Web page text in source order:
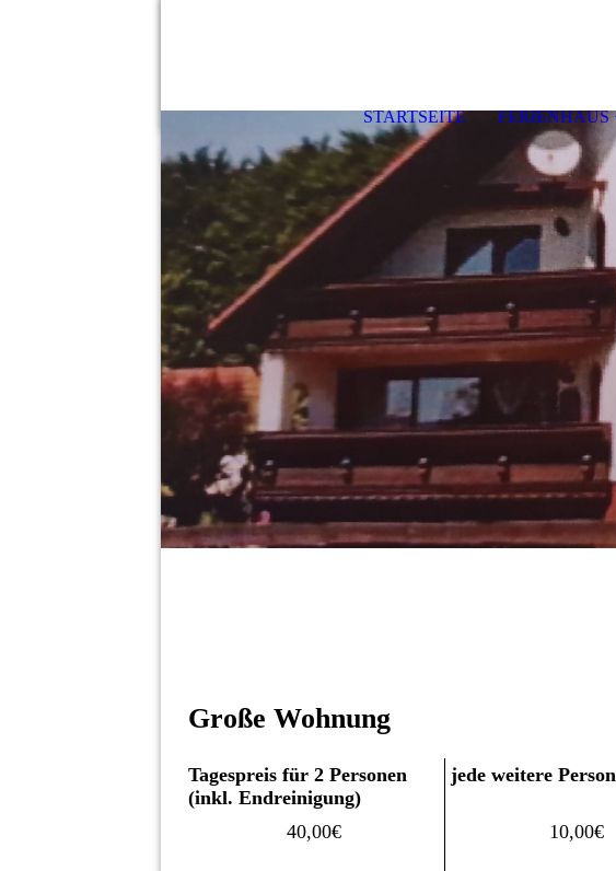
STARTSEITE FERIENHAUS
Große Wohnung
Tagespreis für 2 Personen
(inkl. Endreinigung)
jede weitere Person
40,00€ 10,00€